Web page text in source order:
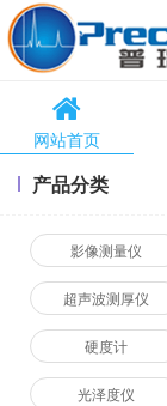
网站首页
产品分类
影像测量仪
超声波测厚仪
硬度计
光泽度仪